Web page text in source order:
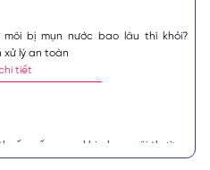
môi bị mụn nước bao lâu thì khỏi?
xử lý an toàn
tiết
uống sau khi phun môi thường
bác sĩ chỉ định